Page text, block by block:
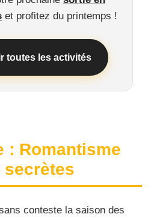
et profitez du printemps !
toutes les activités
: Romantisme
secrètes
conteste la saison des